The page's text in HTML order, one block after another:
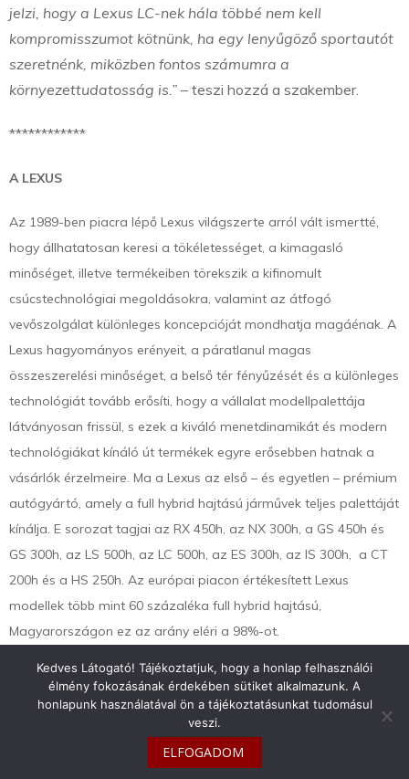
jelzi, hogy a Lexus LC-nek hála többé nem kell
kompromisszumot kötnünk, ha egy lenyűgöző sportautót
szeretnénk, miközben fontos számumra a
környezettudatosság is.” – teszi hozzá a szakember.
************
A LEXUS
Az 1989-ben piacra lépő Lexus világszerte arról vált ismertté,
hogy állhatatosan keresi a tökéletességet, a kimagasló
minőséget, illetve termékeiben törekszik a kifinomult
csúcstechnológiai megoldásokra, valamint az átfogó
vevőszolgálat különleges koncepcióját mondhatja magáénak. A
Lexus hagyományos erényeit, a páratlanul magas
összeszerelési minőséget, a belső tér fényűzését és a különleges
technológiát tovább erősíti, hogy a vállalat modellpalettája
látványosan frissül, s ezek a kiváló menetdinamikát és modern
technológiákat kínáló út termékek egyre erősebben hatnak a
vásárlók érzelmeire. Ma a Lexus az első – és egyetlen – prémium
autógyártó, amely a full hybrid hajtású járművek teljes palettáját
kínálja. E sorozat tagjai az RX 450h, az NX 300h, a GS 450h és
GS 300h, az LS 500h, az LC 500h, az ES 300h, az IS 300h, a CT
200h és a HS 250h. Az európai piacon értékesített Lexus
modellek több mint 60 százaléka full hybrid hajtású,
Magyarországon ez az arány eléri a 98%-ot.
info@toyotaclub.hu
Copyright © 2026Toyota Klub Magyarország
Kedves Látogató! Tájékoztatjuk, hogy a honlap felhasználói
élmény fokozásának érdekében sütiket alkalmazunk. A
honlapunk használatával ön a tájékoztatásunkat tudomásul
veszi.
ELFOGADOM